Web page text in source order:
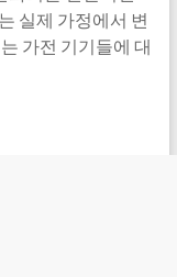
실제 가정에서 변
가전 기기들에 대